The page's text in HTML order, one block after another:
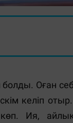
Оған
келіп
көп. Ия,